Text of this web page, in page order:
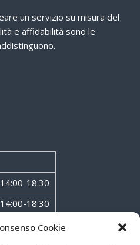
Cookie
un servizio su misura del
e affidabilità sono le
18:30
18:30
18:30